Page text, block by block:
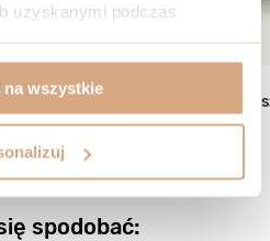
uzyskanymi podczas
na wszystkie
Mała skórzana
389 zł
spodobać: